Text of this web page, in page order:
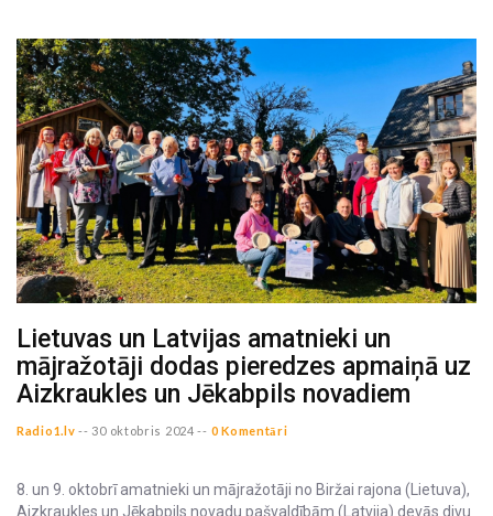
Lietuvas un Latvijas amatnieki un
mājražotāji dodas pieredzes apmaiņā uz
Aizkraukles un Jēkabpils novadiem
Radio1.lv -- 30 oktobris 2024 -- 0 Komentāri
8. un 9. oktobrī amatnieki un mājražotāji no Biržai rajona (Lietuva),
Aizkraukles un Jēkabpils novadu pašvaldībām (Latvija) devās divu